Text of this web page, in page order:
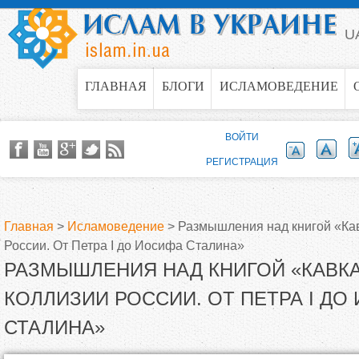
Jump to navigation
ГЛАВНАЯ БЛОГИ ИСЛАМОВЕДЕНИЕ
В
ы
з
Главная > Исламоведение > Размышления над книгой
России. От Петра I до Иосифа Сталина»
РАЗМЫШЛЕНИЯ НАД КНИГОЙ
КОЛЛИЗИИ РОССИИ. ОТ ПЕТРА I ДО
СТАЛИНА»
ВОЙТИ
РЕГИСТРАЦИЯ